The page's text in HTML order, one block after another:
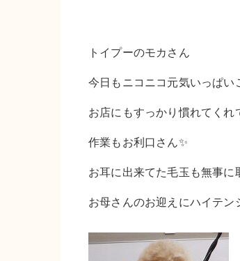
トイプーのモカさん
今日もニコニコ元気いっぱい
お店にもすっかり慣れてく
作業もお利口さん✨
お耳に出来てた毛玉も無事
お母さんのお迎えにハイテ